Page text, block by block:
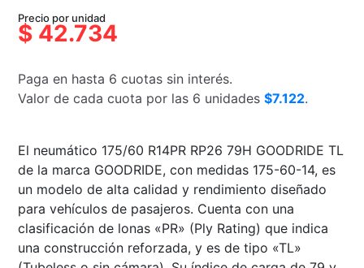
precio
original
$68.374.
precio
actual
$42.734.
Precio por unidad
$ 42.734
Paga en hasta 6 cuotas sin interés.
Valor de cada cuota por las 6 unidades$7.122.
El neumático 175/60 R14PR RP26 79H GOODRIDE TL
de la marca GOODRIDE, con medidas 175-60-14, es
un modelo de alta calidad y rendimiento diseñado
para vehículos de pasajeros. Cuenta con una
clasificación de lonas «PR» (Ply Rating) que indica
una construcción reforzada, y es de tipo «TL»